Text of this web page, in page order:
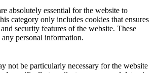
absolutely essential for the website to
category only includes cookies that ensures
security features of the website. These
personal information.
not be particularly necessary for the website